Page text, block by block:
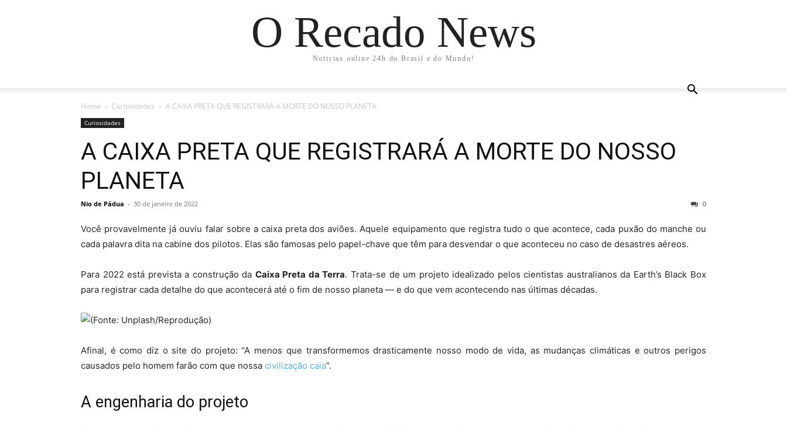
O Recado News
Noticias online 24h do Brasil e do Mundo!
Home Curiosidades A CAIXA PRETA QUE REGISTRARÁ A MORTE DO NOSSO PLANETA
Curiosidades
A CAIXA PRETA QUE REGISTRARÁ A MORTE DO NOSSO
PLANETA
Nio de Pádua - 30 de janeiro de 2022 0
Você provavelmente já ouviu falar sobre a caixa preta dos aviões. Aquele equipamento que registra tudo o que acontece, cada puxão do manche ou
cada palavra dita na cabine dos pilotos. Elas são famosas pelo papel-chave que têm para desvendar o que aconteceu no caso de desastres aéreos.
Para 2022 está prevista a construção da Caixa Preta da Terra. Trata-se de um projeto idealizado pelos cientistas australianos da Earth’s Black Box
para registrar cada detalhe do que acontecerá até o fim de nosso planeta — e do que vem acontecendo nas últimas décadas.
Afinal, é como diz o site do projeto: “A menos que transformemos drasticamente nosso modo de vida, as mudanças climáticas e outros perigos
causados pelo homem farão com que nossa civilização caia”.
A engenharia do projeto